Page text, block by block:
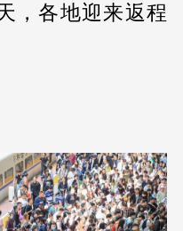
，各地迎来返程